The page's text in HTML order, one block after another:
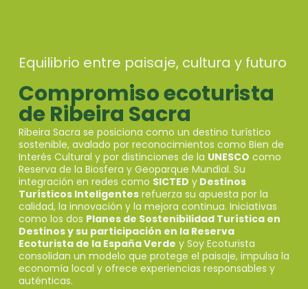
Equilibrio entre paisaje, cultura y futuro
Compromiso ecoturista
de Ribeira Sacra
Ribeira Sacra se posiciona como un destino turístico
sostenible, avalado por reconocimientos como Bien de
Interés Cultural y por distinciones de la UNESCO como
Reserva de la Biosfera y Geoparque Mundial. Su
integración en redes como SICTED yDestinos
Turísticos Inteligentesrefuerza su apuesta por la
calidad, la innovación y la mejora continua. Iniciativas
como los dos Planes de Sostenibilidad Turística en
Destinos y su participación en la Reserva
Ecoturista de la España Verde y Soy Ecoturista
consolidan un modelo que protege el paisaje, impulsa la
economía local y ofrece experiencias responsables y
auténticas.